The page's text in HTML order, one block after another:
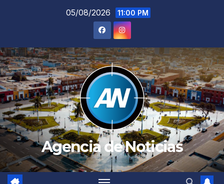
05/08/2026 11:00 PM
Agencia de Noticias